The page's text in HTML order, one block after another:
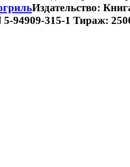
Издательство:
5-94909-315-1 Тираж: